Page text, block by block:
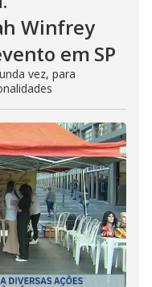
Winfrey
em SP
vez, para